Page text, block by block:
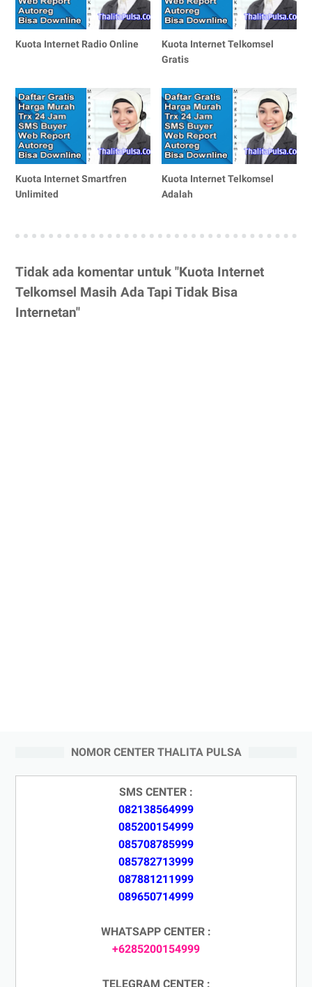
Kuota Internet Radio Online
Kuota Internet Telkomsel
Gratis
Kuota Internet Smartfren
Unlimited
Kuota Internet Telkomsel
Adalah
Tidak ada komentar untuk "Kuota Internet
Telkomsel Masih Ada Tapi Tidak Bisa
Internetan"
NOMOR CENTER THALITA PULSA
SMS CENTER :
082138564999
085200154999
085708785999
085782713999
087881211999
089650714999
WHATSAPP CENTER :
+6285200154999
TELEGRAM CENTER :